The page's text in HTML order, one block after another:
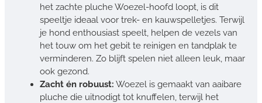
het zachte pluche Woezel-hoofd loopt, is dit
speeltje ideaal voor trek- en kauwspelletjes. Terwijl
je hond enthousiast speelt, helpen de vezels van
het touw om het gebit te reinigen en tandplak te
verminderen. Zo blijft spelen niet alleen leuk, maar
ook gezond.
Zacht én robuust: Woezel is gemaakt van aaibare
pluche die uitnodigt tot knuffelen, terwijl het